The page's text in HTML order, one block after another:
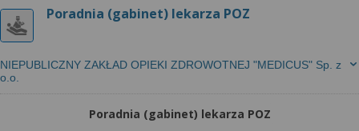
Poradnia (gabinet) lekarza POZ
NIEPUBLICZNY ZAKŁAD OPIEKI ZDROWOTNEJ "MEDICUS" Sp. z
o.o.
Poradnia (gabinet) lekarza POZ